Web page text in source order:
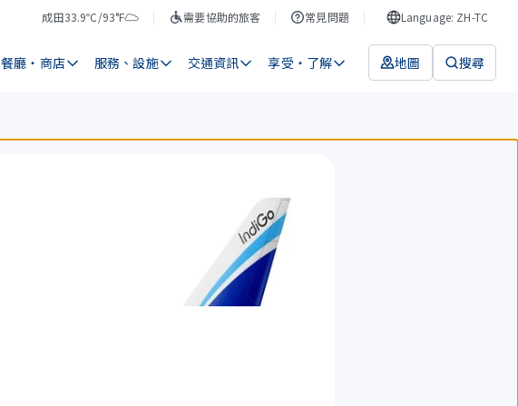
成田
氣
33.9℃/93°F
天
需要協助的旅客 常見問題 Language: ZH-TC
餐廳・商店 服務、設施 交通資訊 享受・了解 地圖 搜尋